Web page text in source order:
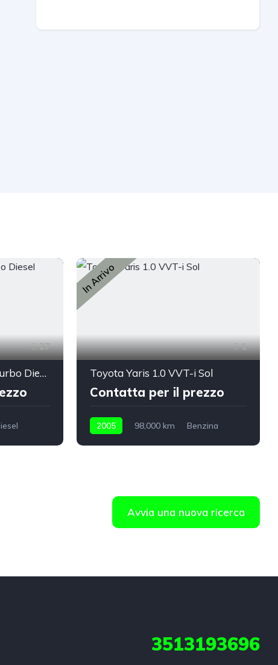
27
Fiat Talento 1.6 TwinTurbo Diesel Ecojet L2H1 1,2t Basis
In Arrivo
1
Toyota Yaris 1.0 VVT-i Sol
Contatta per il prezzo
2005 98,000 km Benzina
Avvia una nuova ricerca
3513193696